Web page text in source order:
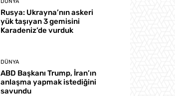
DÜNYA
Rusya: Ukrayna’nın askeri
yük taşıyan 3 gemisini
Karadeniz’de vurduk
DÜNYA
ABD Başkanı Trump, İran’ın
anlaşma yapmak istediğini
savundu